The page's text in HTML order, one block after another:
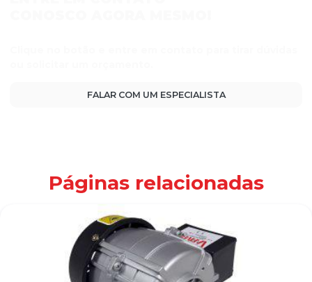
FALAR COM UM ESPECIALISTA
Páginas relacionadas